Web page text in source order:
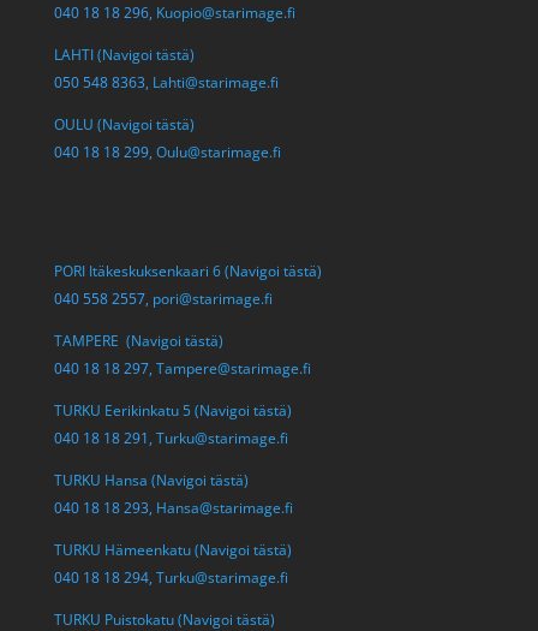
040 18 18 296, Kuopio@starimage.fi
LAHTI (Navigoi tästä)
050 548 8363, Lahti@starimage.fi
OULU (Navigoi tästä)
040 18 18 299, Oulu@starimage.fi
PORI Itäkeskuksenkaari 6 (Navigoi tästä)
040 558 2557, pori@starimage.fi
TAMPERE (Navigoi tästä)
040 18 18 297, Tampere@starimage.fi
TURKU Eerikinkatu 5 (Navigoi tästä)
040 18 18 291, Turku@starimage.fi
TURKU Hansa (Navigoi tästä)
040 18 18 293, Hansa@starimage.fi
TURKU Hämeenkatu (Navigoi tästä)
040 18 18 294, Turku@starimage.fi
TURKU Puistokatu (Navigoi tästä)